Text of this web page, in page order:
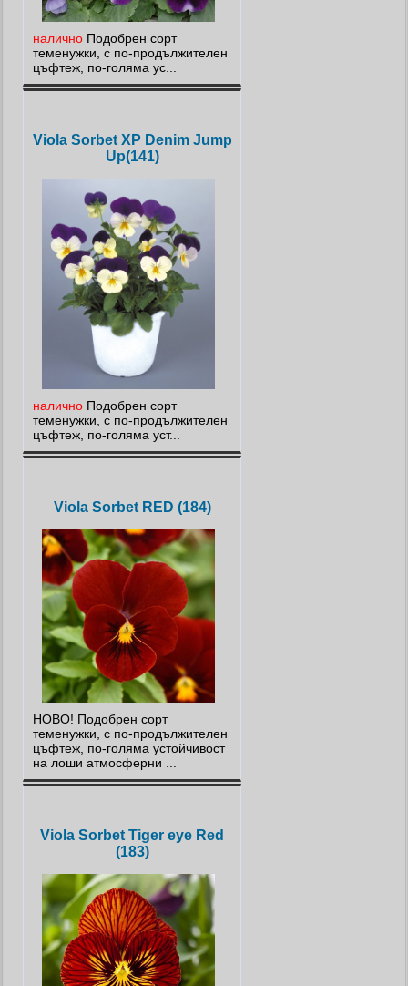
налично Подобрен сорт
теменужки, с по-продължителен
цъфтеж, по-голяма ус...
Viola Sorbet XP Denim Jump
Up(141)
налично Подобрен сорт
теменужки, с по-продължителен
цъфтеж, по-голяма уст...
Viola Sorbet RED (184)
НОВО! Подобрен сорт
теменужки, с по-продължителен
цъфтеж, по-голяма устойчивост
на лоши атмосферни ...
Viola Sorbet Tiger eye Red
(183)